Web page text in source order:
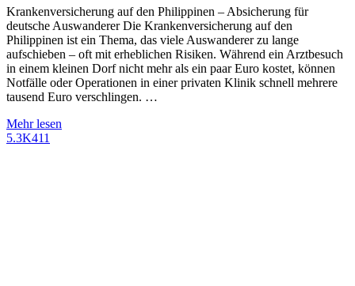
Krankenversicherung auf den Philippinen – Absicherung für
deutsche Auswanderer Die Krankenversicherung auf den
Philippinen ist ein Thema, das viele Auswanderer zu lange
aufschieben – oft mit erheblichen Risiken. Während ein Arztbesuch
in einem kleinen Dorf nicht mehr als ein paar Euro kostet, können
Notfälle oder Operationen in einer privaten Klinik schnell mehrere
tausend Euro verschlingen. …
Mehr lesen
5.3K411